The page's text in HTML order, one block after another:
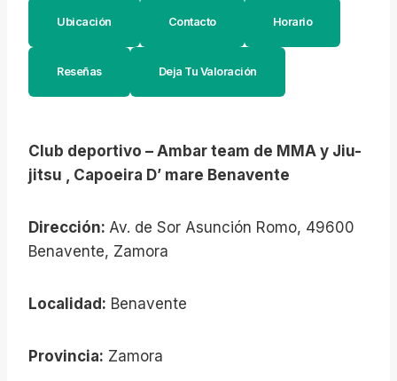
Ubicación Contacto Horario
Reseñas Deja Tu Valoración
Club deportivo – Ambar team de MMA y Jiu-
jitsu , Capoeira D’ mare Benavente
Dirección: Av. de Sor Asunción Romo, 49600
Benavente, Zamora
Localidad: Benavente
Provincia: Zamora